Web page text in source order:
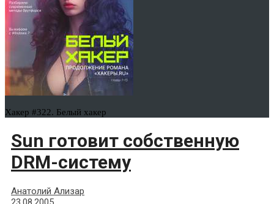
Хакер #322. Белый хакер
Sun готовит собственную
DRM-систему
Анатолий Ализар